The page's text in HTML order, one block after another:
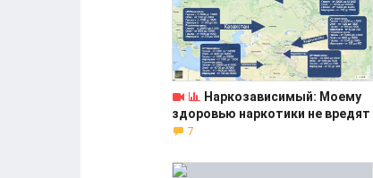
Наркозависимый: Моему
здоровью наркотики не вредят
7